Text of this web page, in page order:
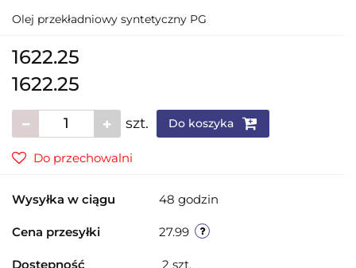
Olej przekładniowy syntetyczny PG
1622.25
1622.25
szt. Do koszyka
Do przechowalni
Wysyłka w ciągu 48 godzin
Cena przesyłki 27.99
Dostępność 2 szt.